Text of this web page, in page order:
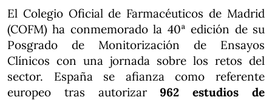
El Colegio Oficial de Farmacéuticos de Madrid
(COFM) ha conmemorado la 40ª edición de su
Posgrado de Monitorización de Ensayos
Clínicos con una jornada sobre los retos del
sector. España se afianza como referente
europeo tras autorizar962 estudios de